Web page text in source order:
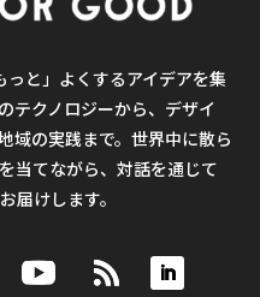
っと」よくするアイデアを集
テクノロジーから、デザイ
域の実践まで。世界中に散ら
当てながら、対話を通じて
届けします。